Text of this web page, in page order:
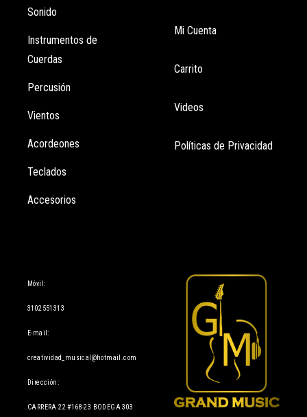
Sonido
Instrumentos de
Cuerdas
Percusión
Vientos
Acordeones
Teclados
Accesorios
Mi Cuenta
Carrito
Videos
Políticas de Privacidad
Móvil:
3102551313
E-mail:
creatividad_musical@hotmail.com
Dirección:
CARRERA 22 #168-23 BODEGA 303